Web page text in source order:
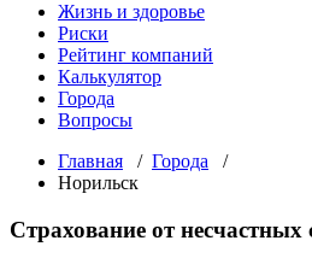
Жизнь и здоровье
Риски
Рейтинг компаний
Калькулятор
Города
Вопросы
Главная / Города /
Норильск
Страхование от